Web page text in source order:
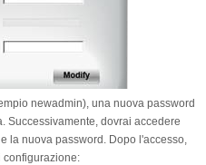
newadmin), una nuova password
Successivamente, dovrai accedere
la nuova password. Dopo l'accesso,
configurazione: